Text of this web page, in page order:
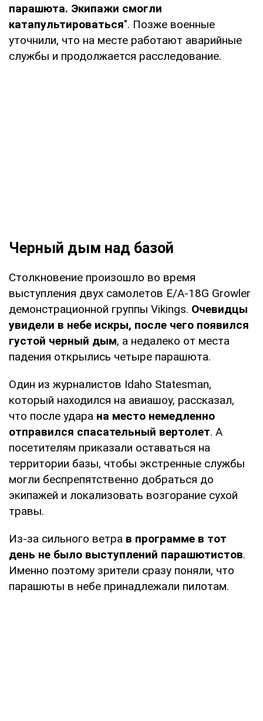
парашюта. Экипажи смогли
катапультироваться". Позже военные
уточнили, что на месте работают аварийные
службы и продолжается расследование.
Черный дым над базой
Столкновение произошло во время
выступления двух самолетов E/A-18G Growler
демонстрационной группы Vikings. Очевидцы
увидели в небе искры, после чего появился
густой черный дым, а недалеко от места
падения открылись четыре парашюта.
Один из журналистов Idaho Statesman,
который находился на авиашоу, рассказал,
что после удара на место немедленно
отправился спасательный вертолет. А
посетителям приказали оставаться на
территории базы, чтобы экстренные службы
могли беспрепятственно добраться до
экипажей и локализовать возгорание сухой
травы.
Из-за сильного ветра в программе в тот
день не было выступлений парашютистов.
Именно поэтому зрители сразу поняли, что
парашюты в небе принадлежали пилотам.